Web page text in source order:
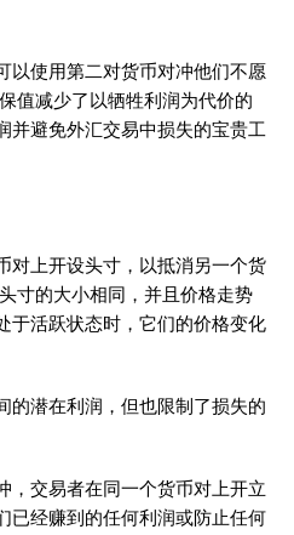
使用第二对货币对冲他们不愿
值减少了以牺牲利润为代价的
并避免外汇交易中损失的宝贵工
上开设头寸，以抵消另一个货
寸的大小相同，并且价格走势
于活跃状态时，它们的价格变化
潜在利润，但也限制了损失的
交易者在同一个货币对上开立
已经赚到的任何利润或防止任何